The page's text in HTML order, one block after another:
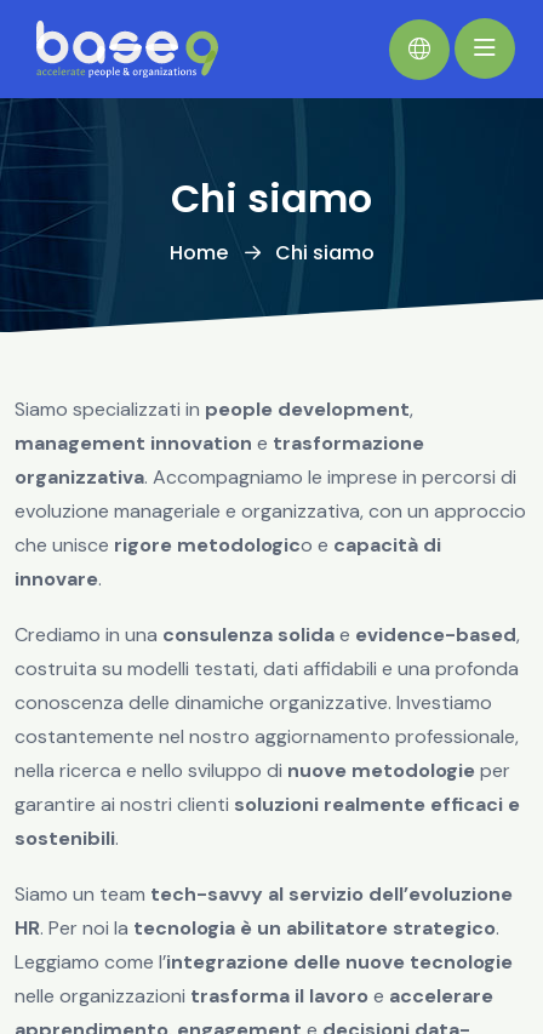
Chi siamo
Home Chi siamo
Siamo specializzati in people development,
management innovation e trasformazione
organizzativa. Accompagniamo le imprese in percorsi di
evoluzione manageriale e organizzativa, con un approccio
che unisce rigore metodologico e capacità di
innovare.
Crediamo in una consulenza solidae evidence-based,
costruita su modelli testati, dati affidabili e una profonda
conoscenza delle dinamiche organizzative. Investiamo
costantemente nel nostro aggiornamento professionale,
nella ricerca e nello sviluppo di nuove metodologie per
garantire ai nostri clienti soluzioni realmente efficaci e
sostenibili.
Siamo un team tech-savvy al servizio dell’evoluzione
HR. Per noi la tecnologia è un abilitatore strategico.
Leggiamo come l’integrazione delle nuove tecnologie
nelle organizzazioni trasforma il lavoro e accelerare